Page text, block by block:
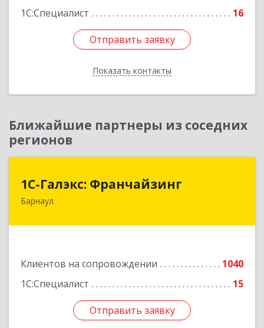
1С:Специалист
16
Отправить заявку
Показать контакты
Отправить заявку
Назад
Ближайшие партнеры из соседних
регионов
1С-Галэкс: Франчайзинг
Барнаул
Клиентов на сопровождении
1040
1С:Специалист
15
Отправить заявку
1С-Галэкс: Франчайзинг
656015, Алтайский край, Барнаул г, Деповская
Отправить заявку